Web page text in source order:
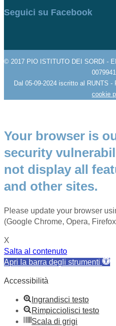
Seguici su Facebook
© 2017 PIO ISTITUTO DEI SORDI -
Dal 05-09-2024 iscritto al RUNTS -
cookie
Your browser is
security
not display all
and other sites.
Please update your browser
(Google Chrome, Opera,
X
Salta al contenuto
Apri la barra degli strumenti
Accessibilità
Ingrandisci testo
Rimpicciolisci testo
Scala di grigi